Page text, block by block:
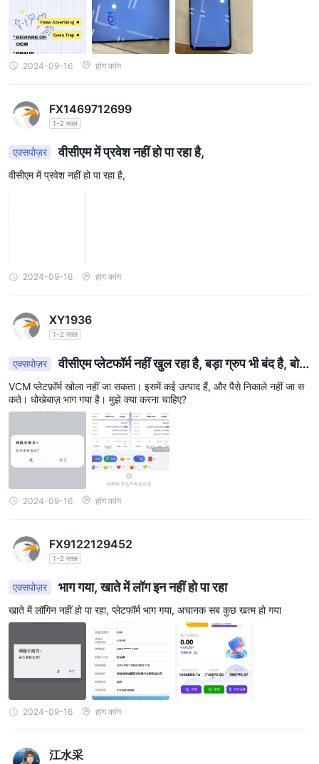
2024-09-16 हांग कांग
FX1469712699
1-2 साल
एक्सपोज़र वीसीएम में प्रवेश नहीं हो पा रहा है,
वीसीएम में प्रवेश नहीं हो पा रहा है,
2024-09-16 हांग कांग
XY1936
1-2 साल
एक्सपोज़र
वीसीएम प्लेटफॉर्म नहीं खुल रहा है, बड़ा ग्रुप भी बंद है, बोल
ने पर प्रतिबंध है
VCM प्लेटफ़ॉर्म खोला नहीं जा सकता। इसमें कई उत्पाद हैं, और पैसे निकाले नहीं जा स
कते। धोखेबाज़ भाग गया है। मुझे क्या करना चाहिए?
2024-09-16 हांग कांग
FX9122129452
1-2 साल
एक्सपोज़र भाग गया, खाते में लॉग इन नहीं हो पा रहा
खाते में लॉगिन नहीं हो पा रहा, प्लेटफॉर्म भाग गया, अचानक सब कुछ खत्म हो गया
2024-09-16 हांग कांग
江水采